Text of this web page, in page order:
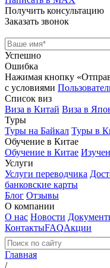
Получить консультацию
Заказать звонок
Успешно
Ошибка
Нажимая кнопку
с условиями
Список виз
Виза в Китай Виза в
Туры
Туры на Байкал Туры в
Обучение в Китае
Обучение в Китае
Услуги
Услуги переводчика
банковские карты
Блог Отзывы
О компании
О нас Новости
КонтактыFAQАкции
Главная
/